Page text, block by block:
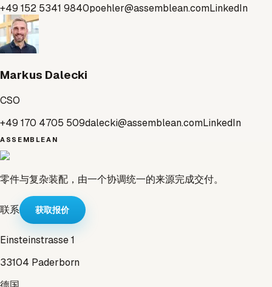
+49 152 5341 9840poehler@assemblean.comLinkedIn
Markus Dalecki
CSO
+49 170 4705 509dalecki@assemblean.comLinkedIn
ASSEMBLEAN
零件与复杂装配，由一个协调统一的来源完成交付。
联系 获取报价
Einsteinstrasse 1
33104 Paderborn